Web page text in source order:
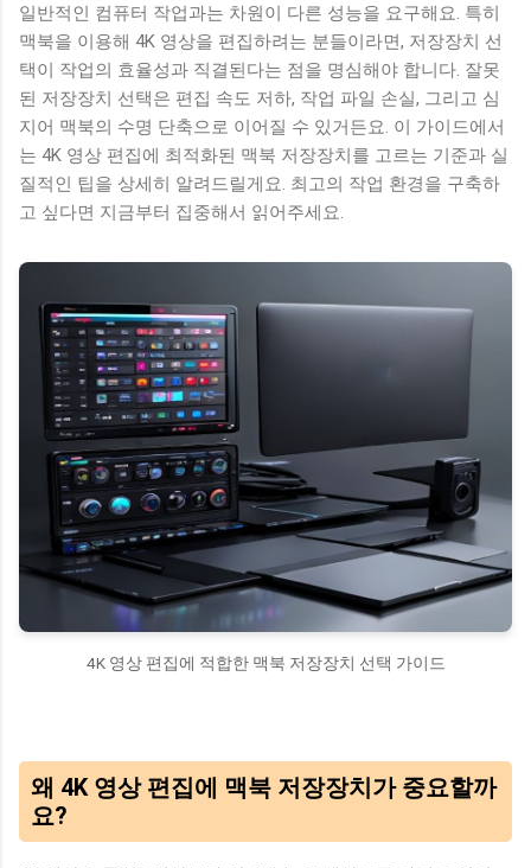
일반적인 컴퓨터 작업과는 차원이 다른 성능을 요구해요. 특히
맥북을 이용해 4K 영상을 편집하려는 분들이라면, 저장장치 선
택이 작업의 효율성과 직결된다는 점을 명심해야 합니다. 잘못
된 저장장치 선택은 편집 속도 저하, 작업 파일 손실, 그리고 심
지어 맥북의 수명 단축으로 이어질 수 있거든요. 이 가이드에서
는 4K 영상 편집에 최적화된 맥북 저장장치를 고르는 기준과 실
질적인 팁을 상세히 알려드릴게요. 최고의 작업 환경을 구축하
고 싶다면 지금부터 집중해서 읽어주세요.
4K 영상 편집에 적합한 맥북 저장장치 선택 가이드
왜 4K 영상 편집에 맥북 저장장치가 중요할까
요?